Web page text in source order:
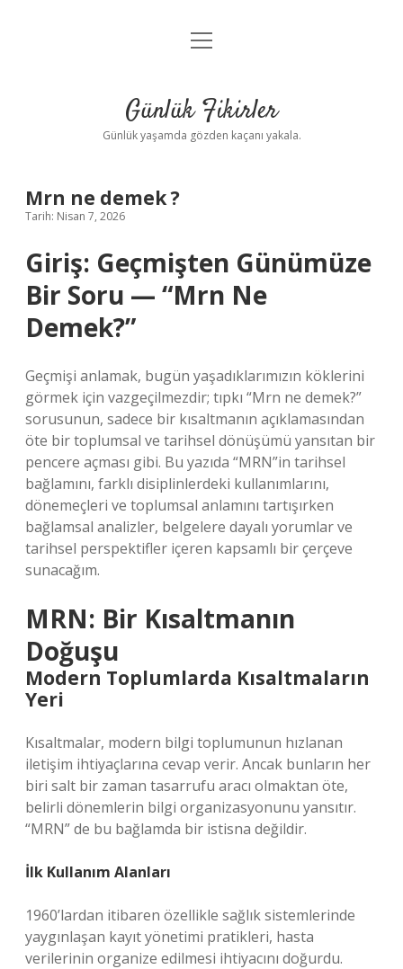
Anasayfa
Yasal Uyarı
menüyü
Günlük Fikirler
Günlük yaşamda gözden kaçanı yakala.
Mrn ne demek ?
Tarih: Nisan 7, 2026
Giriş: Geçmişten Günümüze
Bir Soru — “Mrn Ne
Demek?”
Geçmişi anlamak, bugün yaşadıklarımızın köklerini
görmek için vazgeçilmezdir; tıpkı “Mrn ne demek?”
sorusunun, sadece bir kısaltmanın açıklamasından
öte bir toplumsal ve tarihsel dönüşümü yansıtan bir
pencere açması gibi. Bu yazıda “MRN”in tarihsel
bağlamını, farklı disiplinlerdeki kullanımlarını,
dönemeçleri ve toplumsal anlamını tartışırken
bağlamsal analizler, belgelere dayalı yorumlar ve
tarihsel perspektifler içeren kapsamlı bir çerçeve
sunacağım.
MRN: Bir Kısaltmanın
Doğuşu
Modern Toplumlarda Kısaltmaların
Yeri
Kısaltmalar, modern bilgi toplumunun hızlanan
iletişim ihtiyaçlarına cevap verir. Ancak bunların her
biri salt bir zaman tasarrufu aracı olmaktan öte,
belirli dönemlerin bilgi organizasyonunu yansıtır.
“MRN” de bu bağlamda bir istisna değildir.
İlk Kullanım Alanları
1960’lardan itibaren özellikle sağlık sistemlerinde
yaygınlaşan kayıt yönetimi pratikleri, hasta
verilerinin organize edilmesi ihtiyacını doğurdu.